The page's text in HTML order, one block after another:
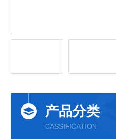
产品分类
CASSIFICATION